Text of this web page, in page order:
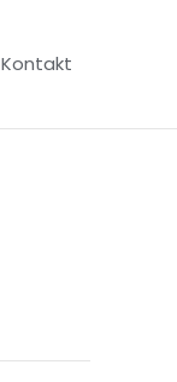
Kontakt